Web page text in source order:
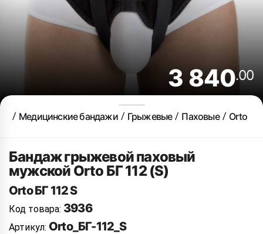
3 840.00
Медицинские бандажи Грыжевые Паховые Orto
Бандаж грыжевой паховый
мужской Orto БГ 112 (S)
Orto БГ 112 S
Код товара: 3936
Артикул: Orto_БГ-112_S